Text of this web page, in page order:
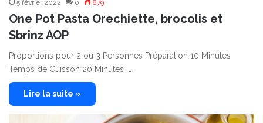
5 février 2022 0 879
One Pot Pasta Orechiette, brocolis et
Sbrinz AOP
Proportions pour 2 ou 3 Personnes Préparation 10 Minutes
Temps de Cuisson 20 Minutes …
Lire la suite »